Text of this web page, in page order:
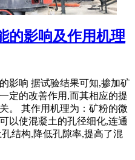
的影响及作用机理
影响 据试验结果可知,掺加矿
定的改善作用,而其相应的提
。 其作用机理为：矿粉的微
以使混凝土的孔径细化,连通
结构,降低孔隙率,提高了混